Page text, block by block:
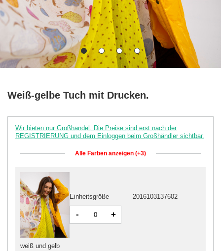
Weiß-gelbe Tuch mit Drucken.
Wir bieten nur Großhandel. Die Preise sind erst nach der
REGISTRIERUNG und dem Einloggen beim Großhändler sichtbar.
Alle Farben anzeigen (+3)
weiß und gelb
Einheitsgröße 2016103137602
- +